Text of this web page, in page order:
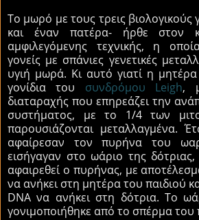
Το μωρό με τους τρεις βιολογικούς
και έναν πατέρα- ήρθε στον
αμφιλεγόμενης τεχνικής, η
γονείς με σπάνιες γενετικές
υγιή μωρά. Κι αυτό γιατί η
γονίδια του συνδρόμου Leigh,
διαταραχής που επηρεάζει την
συστήματος, με το 1/4 των
παρουσιάζονται μεταλλαγμένα.
αφαίρεσαν τον πυρήνα του
εισήγαγαν στο ωάριο της
αφαιρεθεί ο πυρήνας, με
να ανήκει στη μητέρα του παιδιού
DNA να ανήκει στη δότρια. Το
γονιμοποιήθηκε από το σπέρμα του